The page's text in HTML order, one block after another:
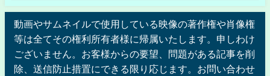
動画やサムネイルで使用している映像の著作権や肖像権
等は全てその権利所有者様に帰属いたします。申しわけ
ございません。お客様からの要望、問題がある記事を削
除、送信防止措置にできる限り応じます。お問い合わせ